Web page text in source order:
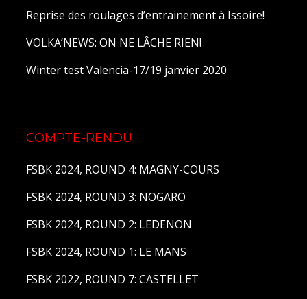
Reprise des roulages d’entrainement à Issoire!
VOLKA’NEWS: ON NE LÂCHE RIEN!
Winter test Valencia-17/19 janvier 2020
COMPTE-RENDU
FSBK 2024, ROUND 4: MAGNY-COURS
FSBK 2024, ROUND 3: NOGARO
FSBK 2024, ROUND 2: LEDENON
FSBK 2024, ROUND 1: LE MANS
FSBK 2022, ROUND 7: CASTELLET